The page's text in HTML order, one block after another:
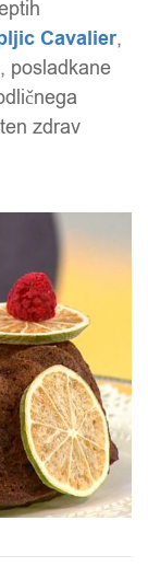
Cavalier,
posladkane
zdrav